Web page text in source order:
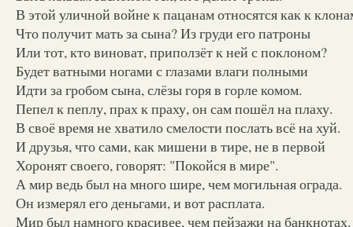
В этой уличной войне к пацанам относятся как к
Что получит мать за сына? Из груди его патроны
Или тот, кто виноват, приползёт к ней с поклоном?
Будет ватными ногами с глазами влаги полными
Идти за гробом сына, слёзы горя в горле комом.
Пепел к пеплу, прах к праху, он сам пошёл на плаху.
В своё время не хватило смелости послать всё на хуй.
И друзья, что сами, как мишени в тире, не в первой
Хоронят своего, говорят: "Покойся в мире".
А мир ведь был на много шире, чем могильная ограда.
Он измерял его деньгами, и вот расплата.
Мир был намного красивее, чем пейзажи на банкнотах.